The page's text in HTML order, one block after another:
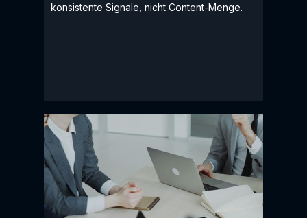
konsistente Signale, nicht Content-Menge.